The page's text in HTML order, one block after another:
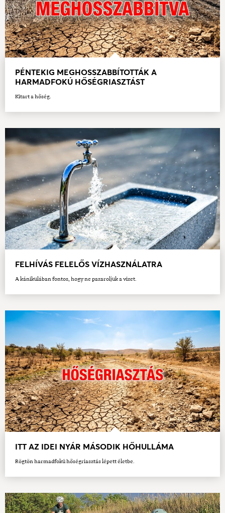
PÉNTEKIG MEGHOSSZABBÍTOTTÁK A
HARMADFOKÚ HŐSÉGRIASZTÁST
Kitart a hőség.
FELHÍVÁS FELELŐS VÍZHASZNÁLATRA
A kánikulában fontos, hogy ne pazaroljuk a vizet.
ITT AZ IDEI NYÁR MÁSODIK HŐHULLÁMA
Rögtön harmadfokú hőségriasztás lépett életbe.